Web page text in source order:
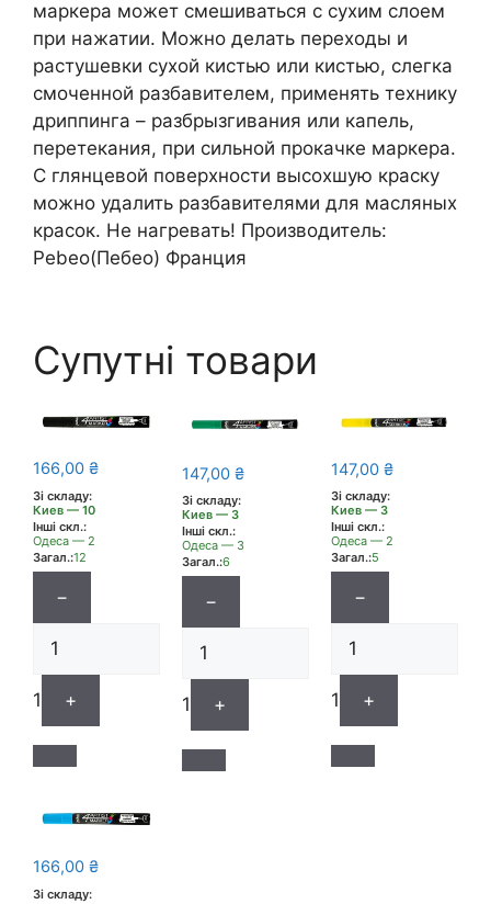
маркера может смешиваться с сухим слоем
при нажатии. Можно делать переходы и
растушевки сухой кистью или кистью, слегка
смоченной разбавителем, применять технику
дриппинга – разбрызгивания или капель,
перетекания, при сильной прокачке маркера.
С глянцевой поверхности высохшую краску
можно удалить разбавителями для масляных
красок. Не нагревать! Производитель:
Pebeo(Пебео) Франция
Супутні товари
166,00 ₴
Зі складу:
Киев — 10
Інші скл.:
Одеса — 2
Загал.:12
−
1 +
147,00 ₴
Зі складу:
Киев — 3
Інші скл.:
Одеса — 3
Загал.:6
−
1 +
147,00 ₴
Зі складу:
Киев — 3
Інші скл.:
Одеса — 2
Загал.:5
−
1 +
166,00 ₴
Зі складу: